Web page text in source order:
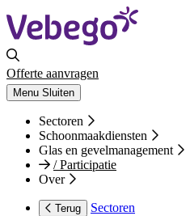
Offerte aanvragen
Menu Sluiten
Sectoren
Schoonmaakdiensten
Glas en gevelmanagement
/Participatie
Over
Terug
Sectoren